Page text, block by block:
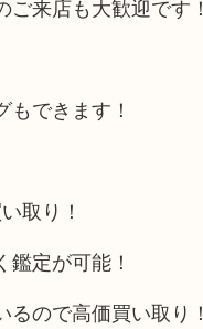
来店も大歓迎です！
できます！
取り！
定が可能！
ので高価買い取り！